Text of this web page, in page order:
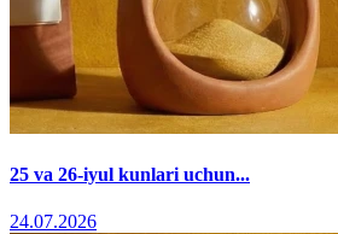
25 va 26-iyul kunlari uchun...
24.07.2026